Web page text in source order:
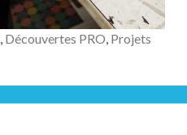
, Découvertes PRO, Projets